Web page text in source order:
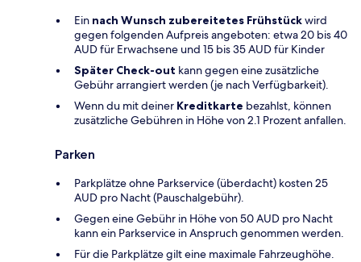
Ein nach Wunsch zubereitetes Frühstückwird
gegen folgenden Aufpreis angeboten: etwa 20 bis 40
AUD für Erwachsene und 15 bis 35 AUD für Kinder
Später Check-out kann gegen eine zusätzliche
Gebühr arrangiert werden (je nach Verfügbarkeit).
Wenn du mit deiner Kreditkarte bezahlst, können
zusätzliche Gebühren in Höhe von 2.1 Prozent anfallen.
Parken
Parkplätze ohne Parkservice (überdacht) kosten 25
AUD pro Nacht (Pauschalgebühr).
Gegen eine Gebühr in Höhe von 50 AUD pro Nacht
kann ein Parkservice in Anspruch genommen werden.
Für die Parkplätze gilt eine maximale Fahrzeughöhe.